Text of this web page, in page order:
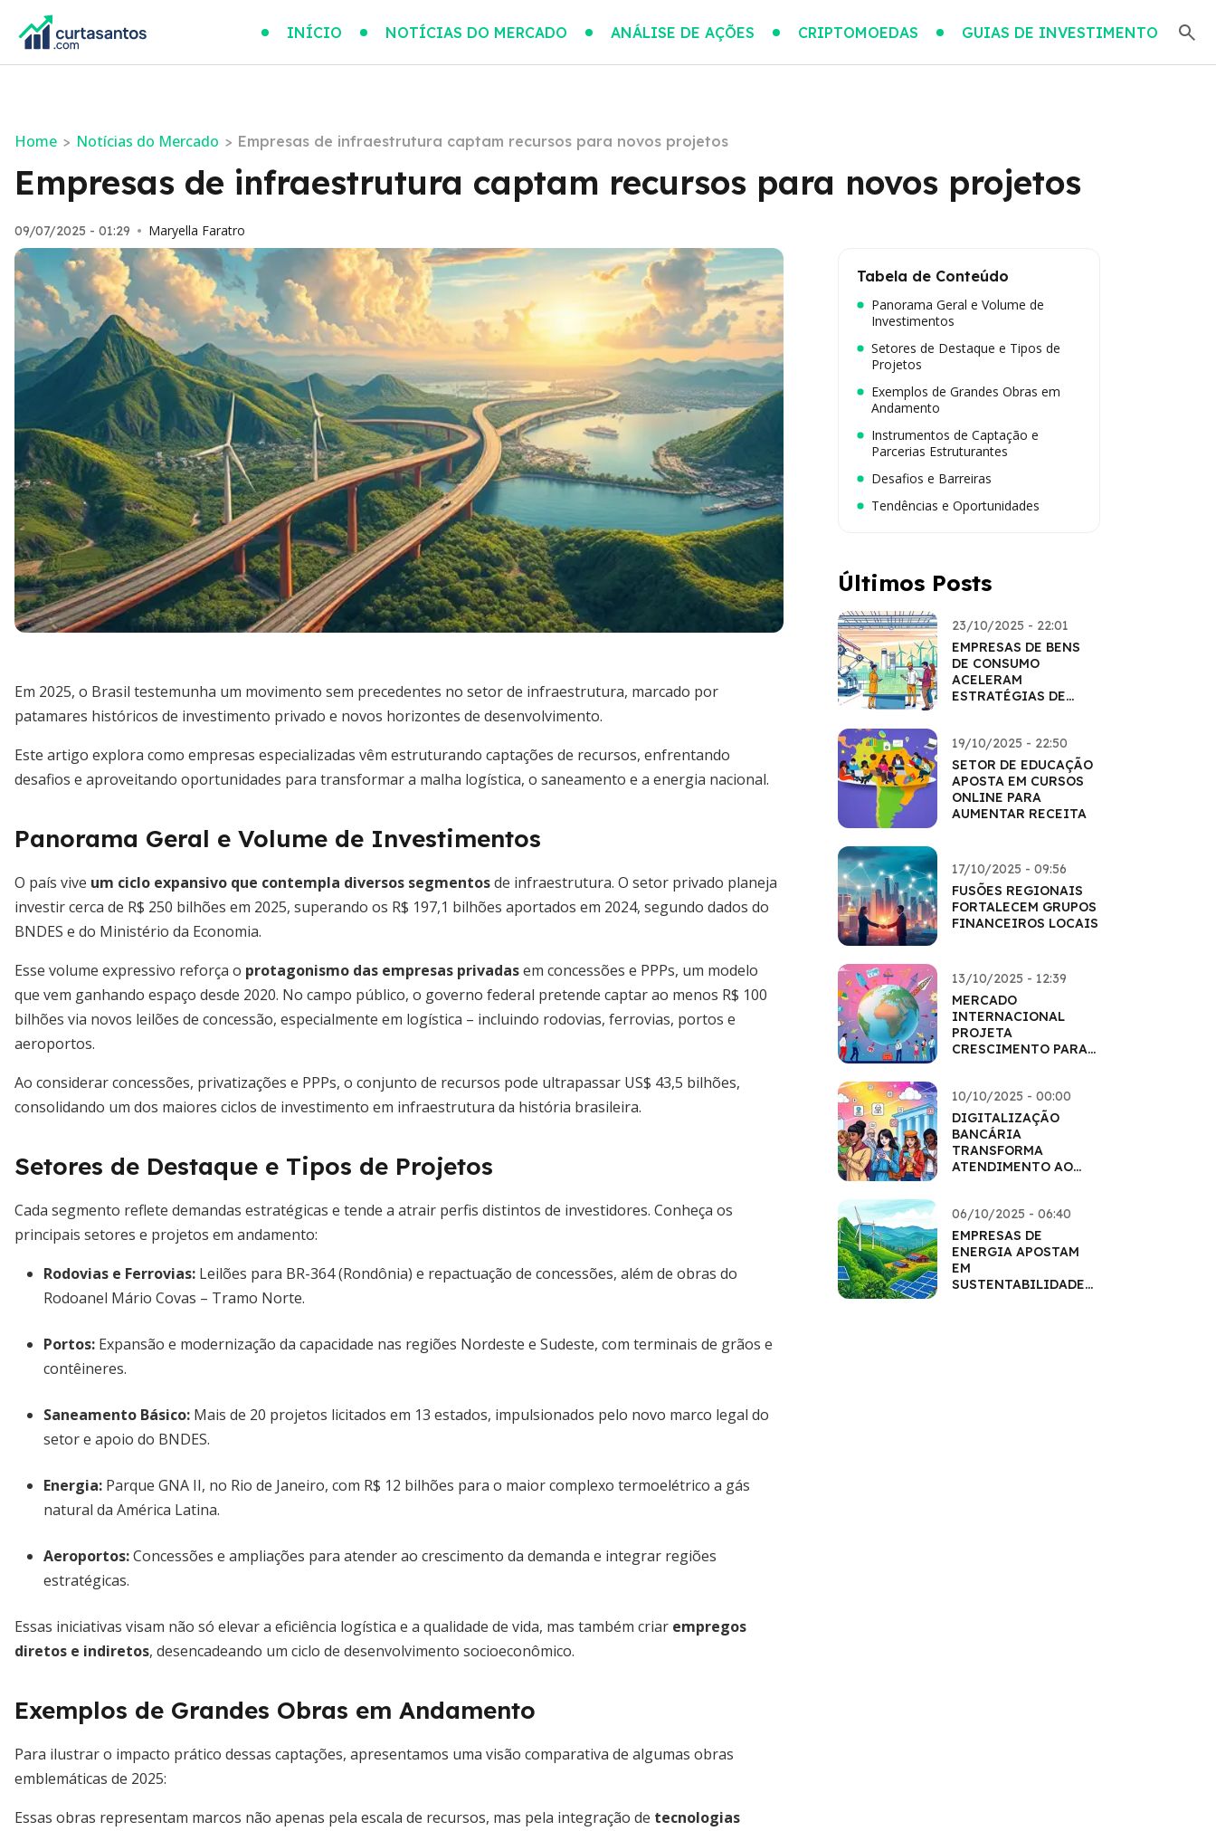
INÍCIO NOTÍCIAS DO MERCADO ANÁLISE DE AÇÕES CRIPTOMOEDAS GUIAS DE INVESTIMENTO
Home > Notícias do Mercado > Empresas de infraestrutura captam recursos para novos projetos
Empresas de infraestrutura captam recursos para novos projetos
09/07/2025 - 01:29 • Maryella Faratro
Em 2025, o Brasil testemunha um movimento sem precedentes no setor de infraestrutura, marcado por
patamares históricos de investimento privado e novos horizontes de desenvolvimento.
Este artigo explora como empresas especializadas vêm estruturando captações de recursos, enfrentando
desafios e aproveitando oportunidades para transformar a malha logística, o saneamento e a energia nacional.
Panorama Geral e Volume de Investimentos
O país vive um ciclo expansivo que contempla diversos segmentosde infraestrutura. O setor privado planeja
investir cerca de R$ 250 bilhões em 2025, superando os R$ 197,1 bilhões aportados em 2024, segundo dados do
BNDES e do Ministério da Economia.
Esse volume expressivo reforça o protagonismo das empresas privadasem concessões e PPPs, um modelo
que vem ganhando espaço desde 2020. No campo público, o governo federal pretende captar ao menos R$ 100
bilhões via novos leilões de concessão, especialmente em logística – incluindo rodovias, ferrovias, portos e
aeroportos.
Ao considerar concessões, privatizações e PPPs, o conjunto de recursos pode ultrapassar US$ 43,5 bilhões,
consolidando um dos maiores ciclos de investimento em infraestrutura da história brasileira.
Setores de Destaque e Tipos de Projetos
Cada segmento reflete demandas estratégicas e tende a atrair perfis distintos de investidores. Conheça os
principais setores e projetos em andamento:
Rodovias e Ferrovias: Leilões para BR-364 (Rondônia) e repactuação de concessões, além de obras do
Rodoanel Mário Covas – Tramo Norte.
Portos: Expansão e modernização da capacidade nas regiões Nordeste e Sudeste, com terminais de grãos e
contêineres.
Saneamento Básico: Mais de 20 projetos licitados em 13 estados, impulsionados pelo novo marco legal do
setor e apoio do BNDES.
Energia: Parque GNA II, no Rio de Janeiro, com R$ 12 bilhões para o maior complexo termoelétrico a gás
natural da América Latina.
Aeroportos:Concessões e ampliações para atender ao crescimento da demanda e integrar regiões
estratégicas.
Essas iniciativas visam não só elevar a eficiência logística e a qualidade de vida, mas também criar empregos
diretos e indiretos, desencadeando um ciclo de desenvolvimento socioeconômico.
Exemplos de Grandes Obras em Andamento
Para ilustrar o impacto prático dessas captações, apresentamos uma visão comparativa de algumas obras
emblemáticas de 2025:
Essas obras representam marcos não apenas pela escala de recursos, mas pela integração de tecnologias
Tabela de Conteúdo
Panorama Geral e Volume de
Investimentos
Setores de Destaque e Tipos de
Projetos
Exemplos de Grandes Obras em
Andamento
Instrumentos de Captação e
Parcerias Estruturantes
Desafios e Barreiras
Tendências e Oportunidades
Últimos Posts
23/10/2025 - 22:01
EMPRESAS DE BENS
DE CONSUMO
ACELERAM
ESTRATÉGIAS DE
19/10/2025 - 22:50
SETOR DE EDUCAÇÃO
APOSTA EM CURSOS
ONLINE PARA
AUMENTAR RECEITA
17/10/2025 - 09:56
FUSÕES REGIONAIS
FORTALECEM GRUPOS
FINANCEIROS LOCAIS
13/10/2025 - 12:39
MERCADO
INTERNACIONAL
PROJETA
CRESCIMENTO PARA
10/10/2025 - 00:00
DIGITALIZAÇÃO
BANCÁRIA
TRANSFORMA
ATENDIMENTO AO
06/10/2025 - 06:40
EMPRESAS DE
ENERGIA APOSTAM
EM
SUSTENTABILIDADE